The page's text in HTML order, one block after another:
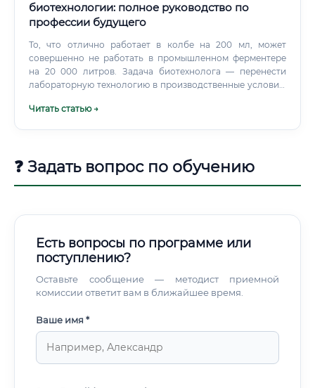
биотехнологии: полное руководство по
профессии будущего
То, что отлично работает в колбе на 200 мл, может
совершенно не работать в промышленном ферментере
на 20 000 литров. Задача биотехнолога — перенести
лабораторную технологию в производственные условия.
Читать статью →
❓ Задать вопрос по обучению
Есть вопросы по программе или
поступлению?
Оставьте сообщение — методист приемной
комиссии ответит вам в ближайшее время.
Ваше имя *